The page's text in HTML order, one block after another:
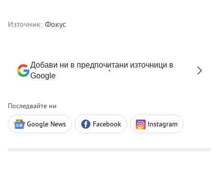
Източник: Фокус
Добави ни в предпочитани източници в
Google
Последвайте ни
Google News Facebook Instagram